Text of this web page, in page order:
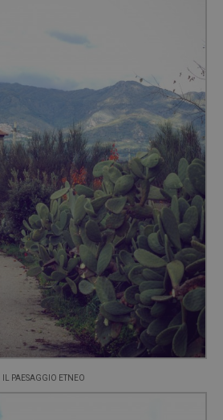
IL PAESAGGIO ETNEO